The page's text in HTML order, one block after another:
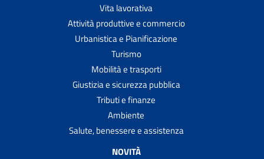
Vita lavorativa
Attività produttive e commercio
Urbanistica e Pianificazione
Turismo
Mobilità e trasporti
Giustizia e sicurezza pubblica
Tributi e finanze
Ambiente
Salute, benessere e assistenza
NOVITÀ